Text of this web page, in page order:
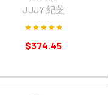
JUJY 紀芝
$374.45